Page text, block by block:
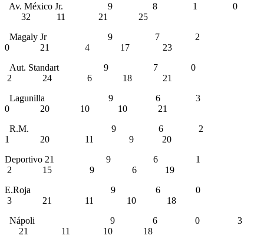
Av. México Jr. 9 8 1 0
32 11 21 25
Magaly Jr 9 7 2
0 21 4 17 23
Aut. Standart 9 7 0
2 24 6 18 21
Lagunilla 9 6 3
0 20 10 10 21
R.M. 9 6 2
1 20 11 9 20
Deportivo 21 9 6 1
2 15 9 6 19
E.Roja 9 6 0
3 21 11 10 18
Nápoli 9 6 0 3
21 11 10 18